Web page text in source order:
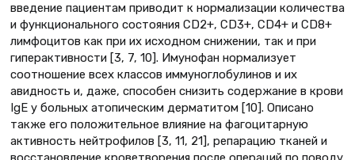
введение пациентам приводит к нормализации количества
и функционального состояния CD2+, CD3+, CD4+ и CD8+
лимфоцитов как при их исходном снижении, так и при
гиперактивности [3, 7, 10]. Имунофан нормализует
соотношение всех классов иммуноглобулинов и их
авидность и, даже, способен снизить содержание в крови
IgE у больных атопическим дерматитом [10]. Описано
также его положительное влияние на фагоцитарную
активность нейтрофилов [3, 11, 21], репарацию тканей и